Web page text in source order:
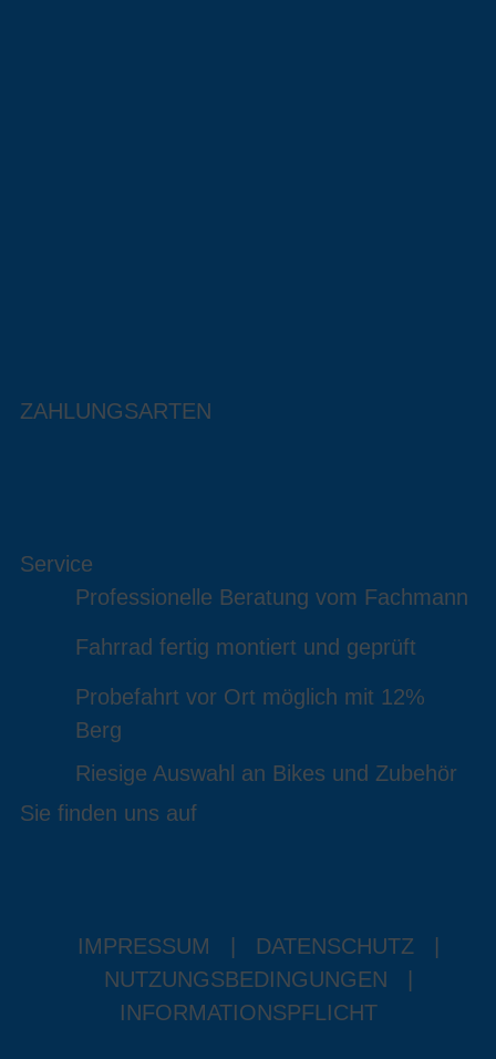
ZAHLUNGSARTEN
Service
Professionelle Beratung vom Fachmann
Fahrrad fertig montiert und geprüft
Probefahrt vor Ort möglich mit 12%
Berg
Riesige Auswahl an Bikes und Zubehör
Sie finden uns auf
IMPRESSUM DATENSCHUTZ
NUTZUNGSBEDINGUNGEN
INFORMATIONSPFLICHT